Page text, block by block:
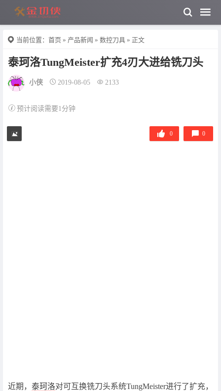
当前位置： 首页 » 产品新闻 » 数控刀具 » 正文
泰珂洛TungMeister扩充4刃大进给铣刀头
小侠 2019-08-05 2133
预计阅读需要1分钟
0 0
近期， 泰珂洛对可互换铣刀头系统TungMeister进行了扩充，